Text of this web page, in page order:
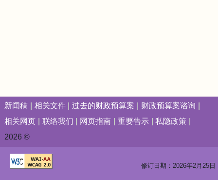
新闻稿 相关文件 过去的财政预算案
财政预算案谘询
相关网页
联络我们 网页指南 重要告示
私隐政策
2026 ©
修订日期：2026年2月25日